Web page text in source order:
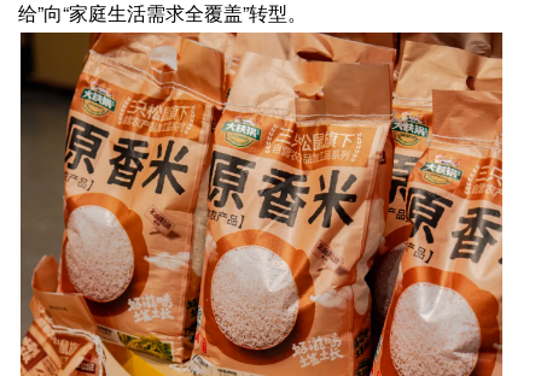
给”向“家庭生活需求全覆盖”转型。